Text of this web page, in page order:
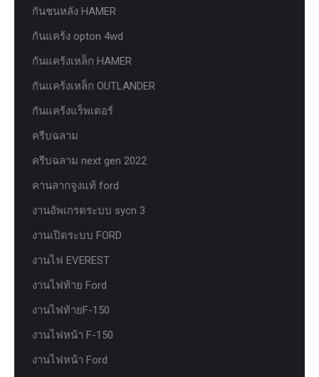
กันชนหลัง HAMER
กันแคร้ง opton 4wd
กันแคร้งเหล็ก HAMER
กันแคร้งเหล็ก OUTLANDER
กันแคร้งแร็พเตอร์
ครีบฉลาม
ครีบฉลาม next gen 2022
คานลากจูงแท้ ford
งานอัพเกรดระบบ sycn 3
งานเปิดระบบ FORD
งานไฟ EVEREST
งานไฟท้าย Ford
งานไฟท้ายF-150
งานไฟหน้า F-150
งานไฟหน้า Ford